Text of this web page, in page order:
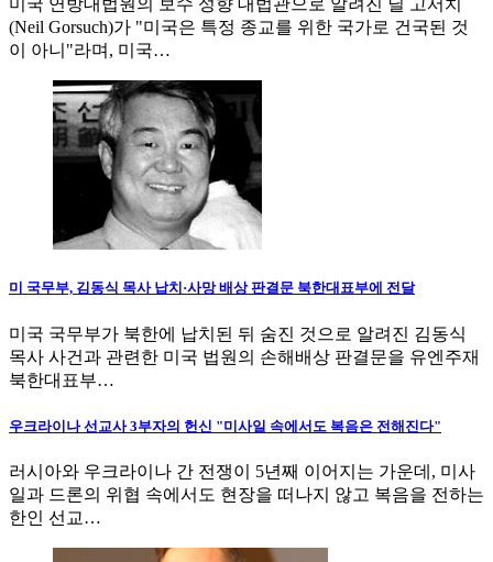
미국 연방대법원의 보수 성향 대법관으로 알려진 닐 고서치
(Neil Gorsuch)가 "미국은 특정 종교를 위한 국가로 건국된 것
이 아니"라며, 미국…
미 국무부, 김동식 목사 납치·사망 배상 판결문 북한대표부에 전달
미국 국무부가 북한에 납치된 뒤 숨진 것으로 알려진 김동식
목사 사건과 관련한 미국 법원의 손해배상 판결문을 유엔주재
북한대표부…
우크라이나 선교사 3부자의 헌신 "미사일 속에서도 복음은 전해진다"
러시아와 우크라이나 간 전쟁이 5년째 이어지는 가운데, 미사
일과 드론의 위협 속에서도 현장을 떠나지 않고 복음을 전하는
한인 선교…